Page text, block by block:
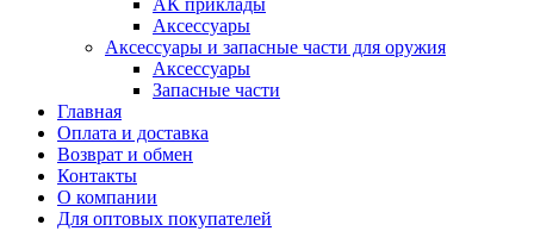
АК приклады
Аксессуары
Аксессуары и запасные части для оружия
Аксессуары
Запасные части
Главная
Оплата и доставка
Возврат и обмен
Контакты
О компании
Для оптовых покупателей